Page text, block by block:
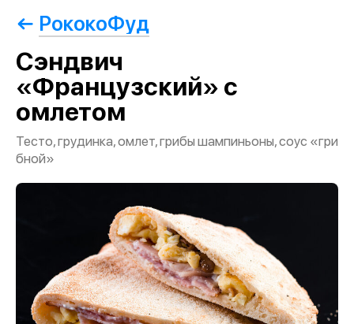
РококоФуд
Сэндвич
«Французский» с
омлетом
Тесто, грудинка, омлет, грибы шампиньоны, соус «гри
бной»